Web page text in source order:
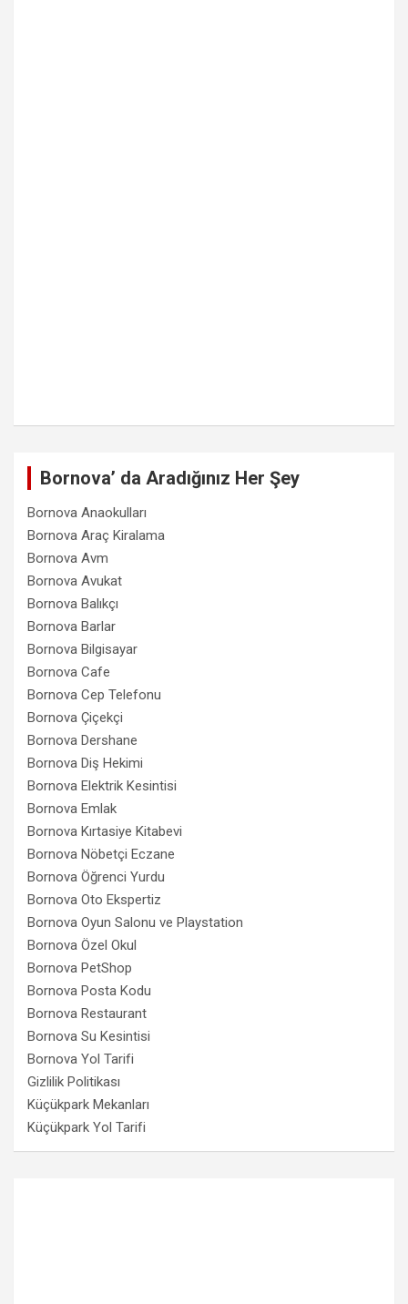
Bornova’ da Aradığınız Her Şey
Bornova Anaokulları
Bornova Araç Kiralama
Bornova Avm
Bornova Avukat
Bornova Balıkçı
Bornova Barlar
Bornova Bilgisayar
Bornova Cafe
Bornova Cep Telefonu
Bornova Çiçekçi
Bornova Dershane
Bornova Diş Hekimi
Bornova Elektrik Kesintisi
Bornova Emlak
Bornova Kırtasiye Kitabevi
Bornova Nöbetçi Eczane
Bornova Öğrenci Yurdu
Bornova Oto Ekspertiz
Bornova Oyun Salonu ve Playstation
Bornova Özel Okul
Bornova PetShop
Bornova Posta Kodu
Bornova Restaurant
Bornova Su Kesintisi
Bornova Yol Tarifi
Gizlilik Politikası
Küçükpark Mekanları
Küçükpark Yol Tarifi